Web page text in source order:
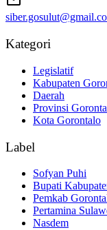
Kategori
Legislatif
Kabupaten
Daerah
Provinsi
Kota Gorontalo
Label
Sofyan Puhi
Bupati
Pemkab
Pertamina
Nasdem